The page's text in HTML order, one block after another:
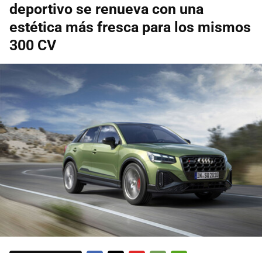
deportivo se renueva con una
estética más fresca para los mismos
300 CV